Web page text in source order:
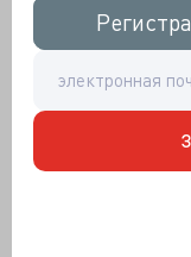
выписан в
ткани
нейтрофилов в
оболочки.